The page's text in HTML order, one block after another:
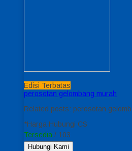
Edisi Terbatas
perosotan gelombang murah
Related posts: perosotan
*Harga Hubungi CS
Tersedia / 103
Hubungi Kami